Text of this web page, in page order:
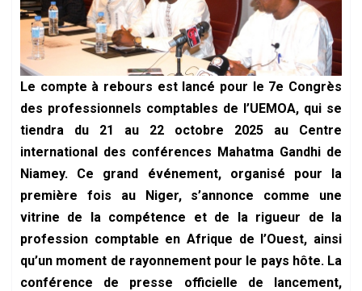
Le compte à rebours est lancé pour le 7e Congrès
des professionnels comptables de l’UEMOA, qui se
tiendra du 21 au 22 octobre 2025 au Centre
international des conférences Mahatma Gandhi de
Niamey. Ce grand événement, organisé pour la
première fois au Niger, s’annonce comme une
vitrine de la compétence et de la rigueur de la
profession comptable en Afrique de l’Ouest, ainsi
qu’un moment de rayonnement pour le pays hôte. La
conférence de presse officielle de lancement,